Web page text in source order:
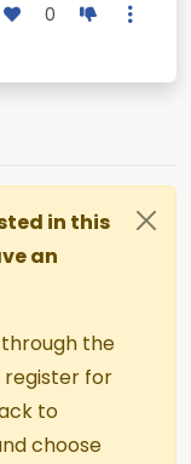
0
in this
an
the
register for
to
choose